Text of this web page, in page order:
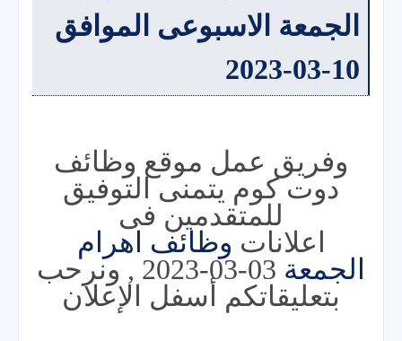
الجمعة الاسبوعى الموافق
10-03-2023
وفريق عمل موقع وظائف
دوت كوم يتمنى التوفيق
للمتقدمين فى
اعلانات وظائف اهرام
الجمعة
03-03-2023 , ونرحب
بتعليقاتكم أسفل الإعلان